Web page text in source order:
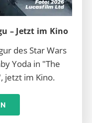
– Jetzt im Kino
des Star Wars
Yoda in "The
jetzt im Kino.